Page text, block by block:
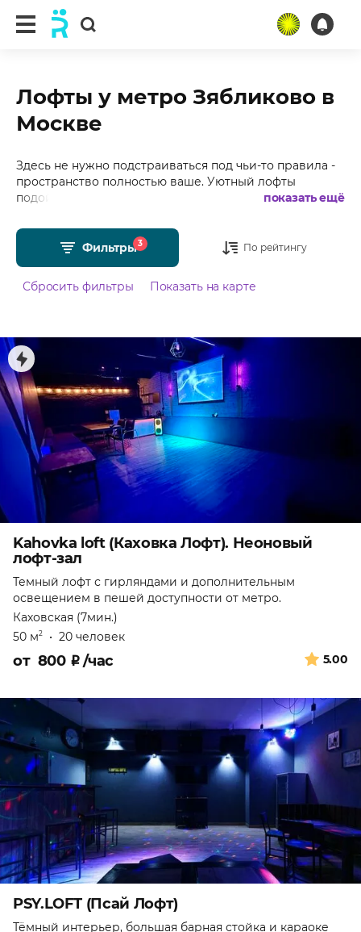
Лофты у метро Зябликово в
Москве
Здесь не нужно подстраиваться под чьи-то правила -
пространство полностью ваше. Уютный лофты
подойдут для дней рождений, девичников,
метро Зябликово в Москве с фотографиями,
отзывами, средним рейтингом 4.99 из 5 и стоимостью
от 400 рублей в час.
показать ещё
Фильтры3 По рейтингу
Сбросить фильтры Показать на карте
Kahovka loft (Каховка Лофт). Неоновый
лофт-зал
Темный лофт с гирляндами и дополнительным
освещением в пешей доступности от метро.
Каховская (7мин.)
50 м2 • 20 человек
5.00
от 800 ₽/час
PSY.LOFT (Псай Лофт)
Тёмный интерьер, большая барная стойка и караоке